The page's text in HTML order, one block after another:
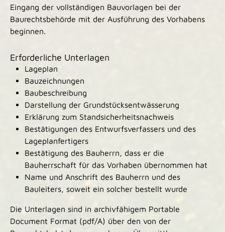
Eingang der vollständigen Bauvorlagen bei der
Baurechtsbehörde mit der Ausführung des Vorhabens
beginnen.
Erforderliche Unterlagen
Lageplan
Bauzeichnungen
Baubeschreibung
Darstellung der Grundstücksentwässerung
Erklärung zum Standsicherheitsnachweis
Bestätigungen des Entwurfsverfassers und des
Lageplanfertigers
Bestätigung des Bauherrn, dass er die
Bauherrschaft für das Vorhaben übernommen hat
Name und Anschrift des Bauherrn und des
Bauleiters, soweit ein solcher bestellt wurde
Die Unterlagen sind in archivfähigem Portable
Document Format (pdf/A) über den von der